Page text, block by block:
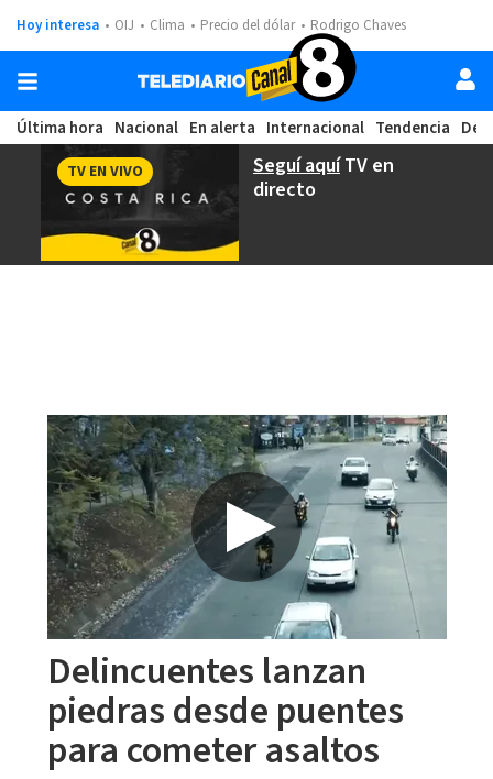
Hoy interesa OIJ Clima Precio del dólar Rodrigo Chaves
Última hora Nacional En alerta Internacional Tendencia
Seguí aquíTV en
directo
TV EN VIVO
Delincuentes lanzan
piedras desde puentes
para cometer asaltos